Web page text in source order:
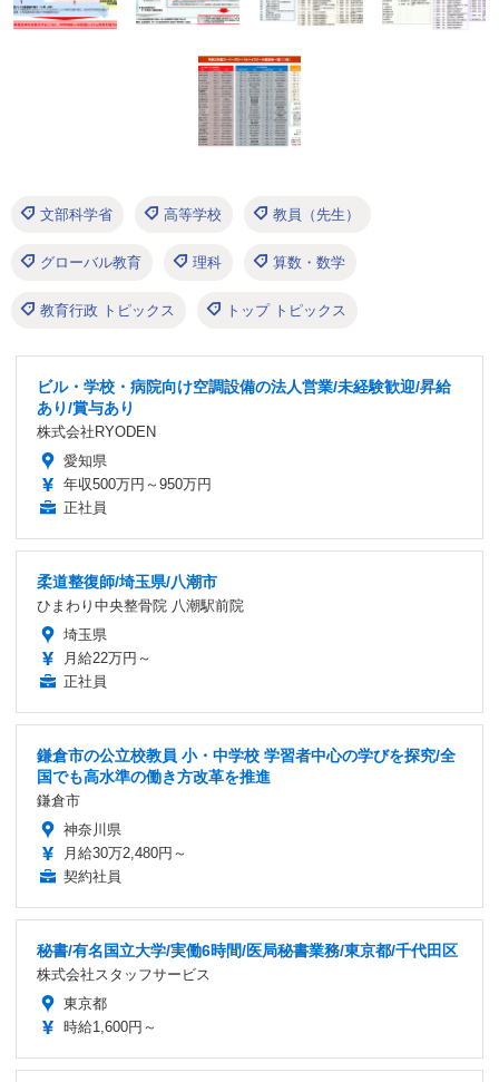
文部科学省 高等学校 教員（先生）
グローバル教育 理科 算数・数学
教育行政 トピックス トップ トピックス
ビル・学校・病院向け空調設備の法人営業/未経験歓迎/昇給
あり/賞与あり
株式会社RYODEN
愛知県
年収500万円～950万円
正社員
柔道整復師/埼玉県/八潮市
ひまわり中央整骨院 八潮駅前院
埼玉県
月給22万円～
正社員
鎌倉市の公立校教員 小・中学校 学習者中心の学びを探究/全
国でも高水準の働き方改革を推進
鎌倉市
神奈川県
月給30万2,480円～
契約社員
秘書/有名国立大学/実働6時間/医局秘書業務/東京都/千代田区
株式会社スタッフサービス
東京都
時給1,600円～